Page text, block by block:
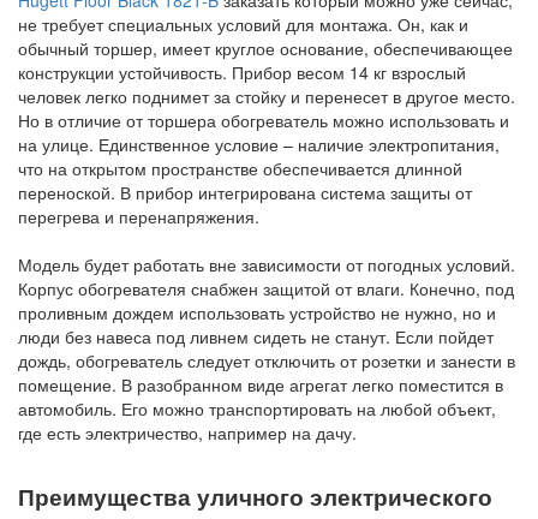
не требует специальных условий для монтажа. Он, как и
обычный торшер, имеет круглое основание, обеспечивающее
конструкции устойчивость. Прибор весом 14 кг взрослый
человек легко поднимет за стойку и перенесет в другое место.
Но в отличие от торшера обогреватель можно использовать и
на улице. Единственное условие – наличие электропитания,
что на открытом пространстве обеспечивается длинной
переноской. В прибор интегрирована система защиты от
перегрева и перенапряжения.
Модель будет работать вне зависимости от погодных условий.
Корпус обогревателя снабжен защитой от влаги. Конечно, под
проливным дождем использовать устройство не нужно, но и
люди без навеса под ливнем сидеть не станут. Если пойдет
дождь, обогреватель следует отключить от розетки и занести в
помещение. В разобранном виде агрегат легко поместится в
автомобиль. Его можно транспортировать на любой объект,
где есть электричество, например на дачу.
Преимущества уличного электрического